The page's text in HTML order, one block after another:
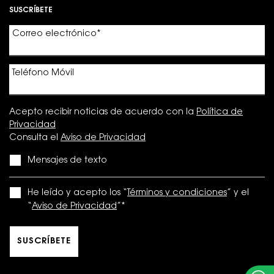
SUSCRÍBETE
Correo electrónico *
Teléfono Móvil
Acepto recibir noticias de acuerdo con la Política de
Privacidad
Consulta el Aviso de Privacidad
Mensajes de texto
He leído y acepto los “ Términos y condiciones ” y el
Aviso de Privacidad *
SUSCRÍBETE